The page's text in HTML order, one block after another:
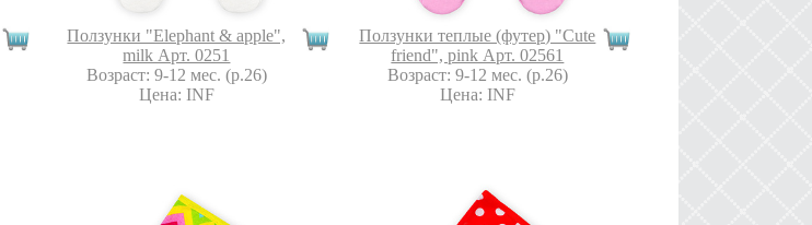
Ползунки "Еlephant & apple",
milk Арт. 0251
Возраст: 9-12 мес. (р.26)
Цена: INF
Ползунки теплые (футер) "Cute
friend", pink Арт. 02561
Возраст: 9-12 мес. (р.26)
Цена: INF